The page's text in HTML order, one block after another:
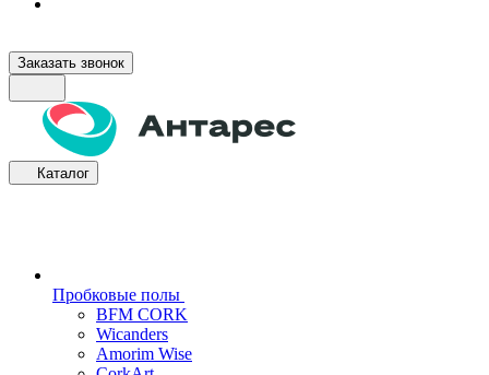
Заказать звонок
Каталог
Пробковые полы
BFM CORK
Wicanders
Amorim Wise